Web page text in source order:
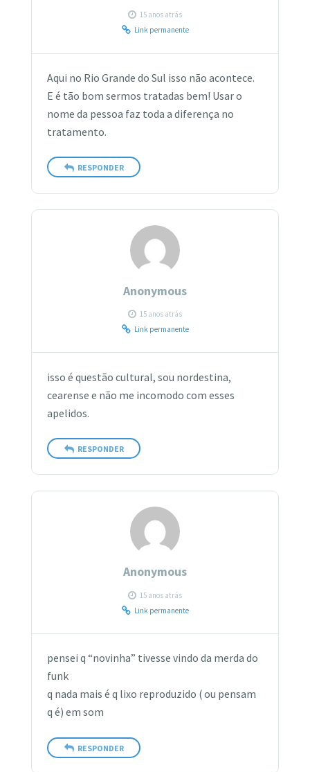
15 anos atrás
Link permanente
Aqui no Rio Grande do Sul isso não acontece.
E é tão bom sermos tratadas bem! Usar o
nome da pessoa faz toda a diferença no
tratamento.
RESPONDER
Anonymous
15 anos atrás
Link permanente
isso é questão cultural, sou nordestina,
cearense e não me incomodo com esses
apelidos.
RESPONDER
Anonymous
15 anos atrás
Link permanente
pensei q “novinha” tivesse vindo da merda do
funk
q nada mais é q lixo reproduzido ( ou pensam
q é) em som
RESPONDER